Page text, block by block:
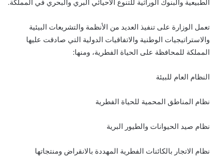
الطبيعية والبنوك الوراثية للتنوع الأحيائي البري والبحري في المملكة.
تعمل الوزارة على تنفيذ العديد من الأنظمة والتشريعات البيئية
والاستراتيجيات الوطنية والاتفاقيات الدولية التي صادقت عليها
المملكة للمحافظة على الحياة الفطرية، ومنها:
النظام العام للبيئة
نظام المناطق المحمية للحياة الفطرية
نظام صيد الحيوانات والطيور البرية
نظام الاتجار بالكائنات الفطرية المهددة بالانقراض ومنتجاتها